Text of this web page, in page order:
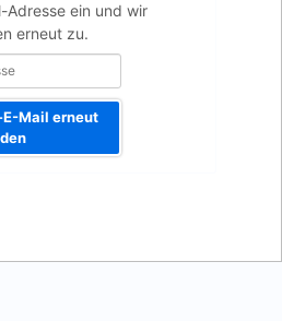
Adresse ein und wir
erneut zu.
Mail erneut